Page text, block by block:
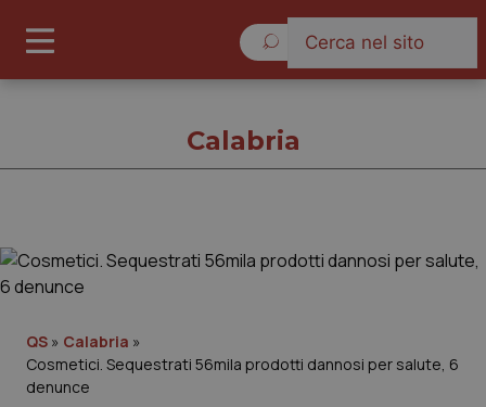
Governo e Parlamento
Calabria
QS » Calabria »
Cosmetici. Sequestrati 56mila prodotti dannosi per salute, 6
denunce